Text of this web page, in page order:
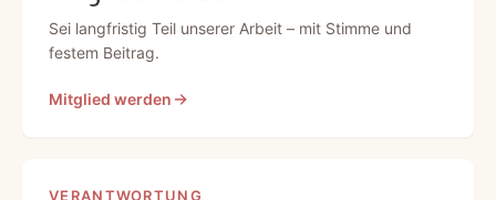
Sei langfristig Teil unserer Arbeit – mit Stimme und
festem Beitrag.
Mitglied werden
VERANTWORTUNG